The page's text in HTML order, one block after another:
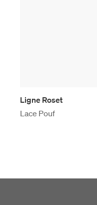
Ligne Roset
Lace Pouf